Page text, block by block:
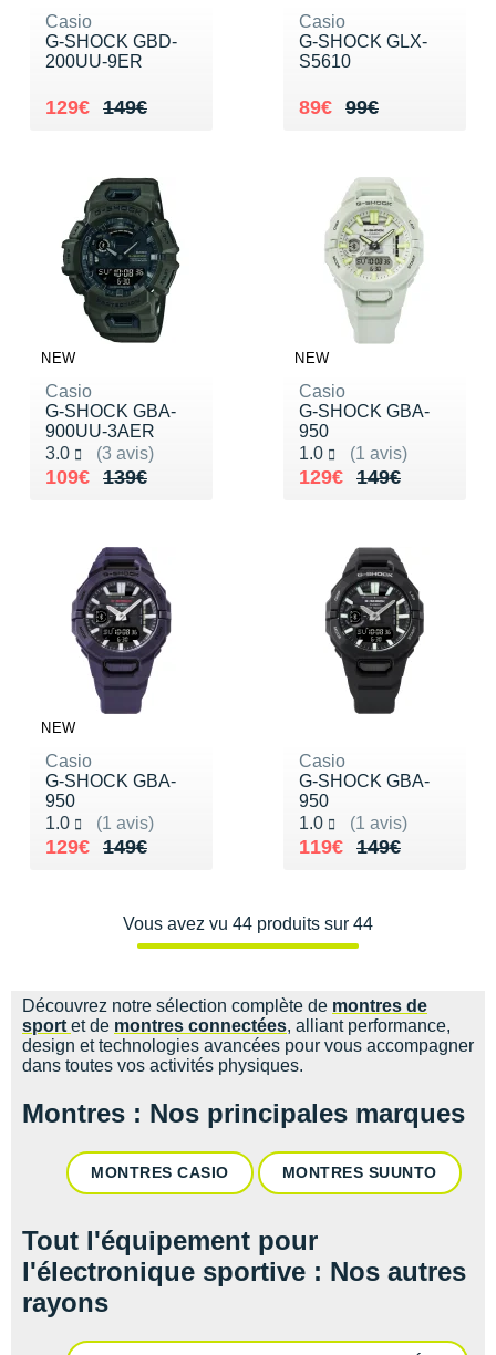
Casio
G-SHOCK GBD-
200UU-9ER
149€
Au lieu de 149€
129€
Vendu 129€
Casio
G-SHOCK GLX-
S5610
99€
Au lieu de 99€
89€
Vendu 89€
NEW
Casio
G-SHOCK GBA-
900UU-3AER
3.0
(3 avis)
Noté 3.0 sur 5
139€
Au lieu de 139€
109€
Vendu 109€
NEW
Casio
G-SHOCK GBA-
950
1.0
(1 avis)
Noté 1.0 sur 5
149€
Au lieu de 149€
129€
Vendu 129€
NEW
Casio
G-SHOCK GBA-
950
1.0
(1 avis)
Noté 1.0 sur 5
149€
Au lieu de 149€
129€
Vendu 129€
Casio
G-SHOCK GBA-
950
1.0
(1 avis)
Noté 1.0 sur 5
149€
Au lieu de 149€
119€
Vendu 119€
Vous avez vu 44 produits sur 44
Découvrez notre sélection complète de montres de
sport et de montres connectées, alliant performance,
design et technologies avancées pour vous accompagner
dans toutes vos activités physiques.
Montres : Nos principales marques
MONTRES CASIO MONTRES SUUNTO
Tout l'équipement pour
l'électronique sportive : Nos autres
rayons